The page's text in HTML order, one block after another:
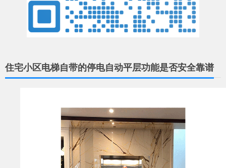
住宅小区电梯自带的停电自动平层功能是否安全靠谱